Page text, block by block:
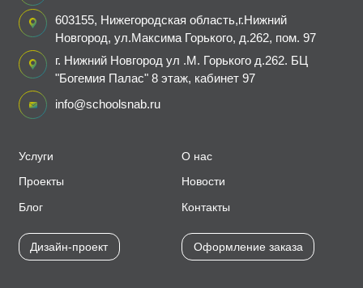
Услуги
Проекты
Блог
Дизайн-проект
О нас
Новости
Контакты
Оформление заказа
603155, Нижегородская область,г.Нижний
Новгород, ул.Максима Горького, д.262, пом. 97
г. Нижний Новгород ул .М. Горького д.262. БЦ
"Богемия Палас" 8 этаж, кабинет 97
info@schoolsnab.ru